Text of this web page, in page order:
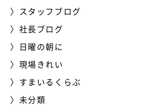
スタッフブログ
社長ブログ
日曜の朝に
現場きれい
すまいるくらぶ
未分類